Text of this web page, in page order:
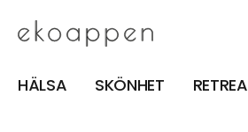
HÄLSA SKÖNHET